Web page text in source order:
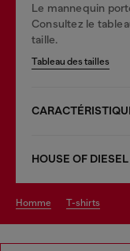
Le mannequin
Consultez le
taille.
Tableau des tailles
HOUSE OF DIESEL
homme t-shirts